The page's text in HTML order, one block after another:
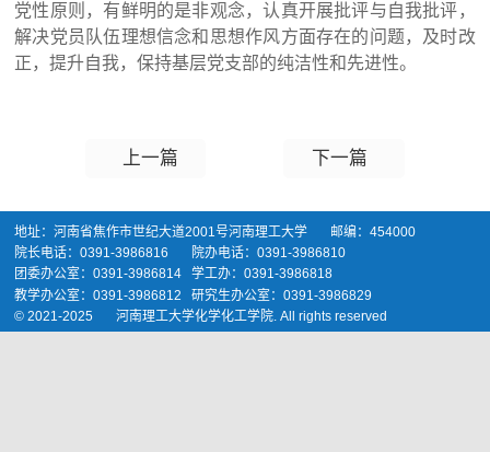
党性原则，有鲜明的是非观念，认真开展批评与自我批评，
解决党员队伍理想信念和思想作风方面存在的问题，及时改
正，提升自我，保持基层党支部的纯洁性和先进性。
上一篇 下一篇
地址：河南省焦作市世纪大道2001号河南理工大学 邮编：454000
院长电话：0391-3986816 院办电话：0391-3986810
团委办公室：0391-3986814 学工办：0391-3986818
教学办公室：0391-3986812 研究生办公室：0391-3986829
© 2021-2025 河南理工大学化学化工学院. All rights reserved